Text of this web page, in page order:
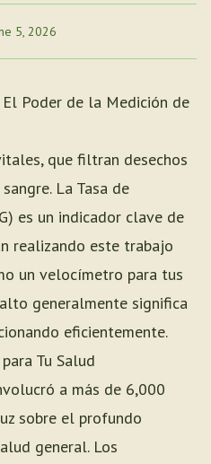
5, 2026
El Poder de la Medición de
que filtran desechos
La Tasa de
es un indicador clave de
realizando este trabajo
un velocímetro para tus
generalmente significa
eficientemente.
Tu Salud
a más de 6,000
sobre el profundo
general. Los